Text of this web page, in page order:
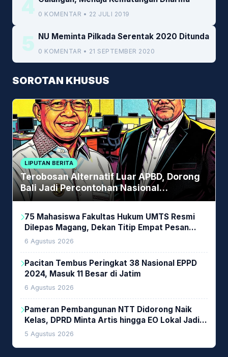
4 0 KOMENTAR • 22 JULI 2019
5 NU Meminta Pilkada Serentak 2020 Ditunda
0 KOMENTAR • 21 SEPTEMBER 2020
SOROTAN KHUSUS
LIPUTAN BERITA
Terobosan Alternatif Luar APBD, Dorong
Bali Jadi Percontohan Nasional
Pembiayaan Daerah
75 Mahasiswa Fakultas Hukum UMTS Resmi
Dilepas Magang, Dekan Titip Empat Pesan
Penting
6 Agustus 2026
Pacitan Tembus Peringkat 38 Nasional EPPD
2024, Masuk 11 Besar di Jatim
6 Agustus 2026
Pameran Pembangunan NTT Didorong Naik
Kelas, DPRD Minta Artis hingga EO Lokal Jadi
Prioritas
5 Agustus 2026